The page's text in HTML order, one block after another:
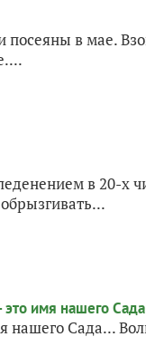
посеяны в мае.
в 20-х
Сада...